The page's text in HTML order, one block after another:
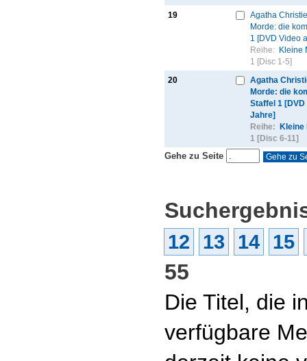
19
Agatha
Morde: die
1 [DVD Video
Reihe:
Kleine
1 [Disc 1-5]
20
Agatha
Morde: die
Staffel 1 [DVD
Jahre]
Reihe:
Kleine
1 [Disc 6-11]
Gehe zu Seite
12 13 14 15
55
Die Titel, die
verfügbare